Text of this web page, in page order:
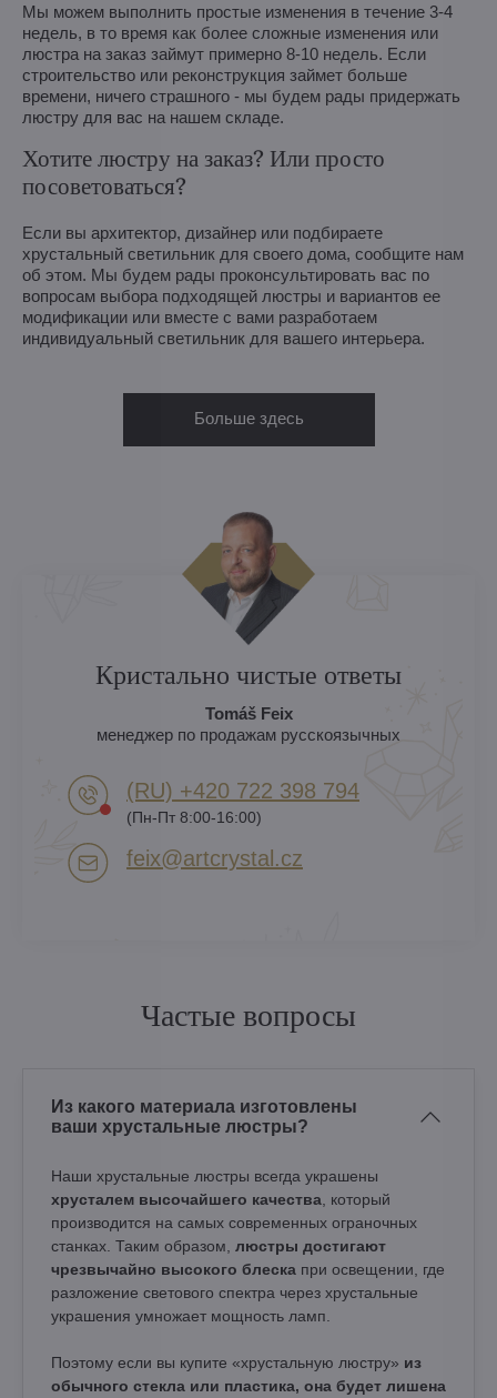
Мы можем выполнить простые изменения в течение 3-4
недель, в то время как более сложные изменения или
люстра на заказ займут примерно 8-10 недель. Если
строительство или реконструкция займет больше
времени, ничего страшного - мы будем рады придержать
люстру для вас на нашем складе.
Хотите люстру на заказ? Или просто
посоветоваться?
Если вы архитектор, дизайнер или подбираете
хрустальный светильник для своего дома, сообщите нам
об этом. Мы будем рады проконсультировать вас по
вопросам выбора подходящей люстры и вариантов ее
модификации или вместе с вами разработаем
индивидуальный светильник для вашего интерьера.
Больше здесь
Кристально чистые ответы
Tomáš Feix
менеджер по продажам русскоязычных
(RU) +420 722 398 794​
(Пн-Пт 8:00-16:00)
feix​@artcrystal​.cz
Частые вопросы
Из какого материала изготовлены
ваши хрустальные люстры?
Наши хрустальные люстры всегда украшены
хрусталем высочайшего качества , который
производится на самых современных ограночных
станках. Таким образом, люстры достигают
чрезвычайно высокого блеска при освещении, где
разложение светового спектра через хрустальные
украшения умножает мощность ламп.
Поэтому если вы купите «хрустальную люстру» из
обычного стекла или пластика, она будет лишена